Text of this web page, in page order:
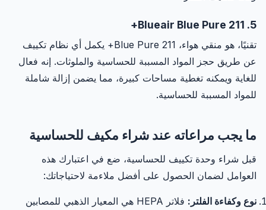
5. Blueair Blue Pure 211+
تقنيًا، هو منقي هواء، Blue Pure 211+ يكمل أي نظام تكييف
عن طريق حجز المواد المسببة للحساسية والملوثات. إنه فعال
للغاية ويمكنه تغطية مساحات كبيرة، مما يضمن إزالة شاملة
للمواد المسببة للحساسية.
ما يجب مراعاته عند شراء مكيف للحساسية
قبل شراء وحدة تكييف للحساسية، ضع في اعتبارك هذه
العوامل لضمان الحصول على أفضل ملاءمة لاحتياجاتك:
نوع وكفاءة الفلتر:
فلاتر HEPA هي المعيار الذهبي للمصابين